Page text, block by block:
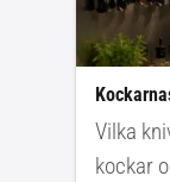
Vilka
kockar